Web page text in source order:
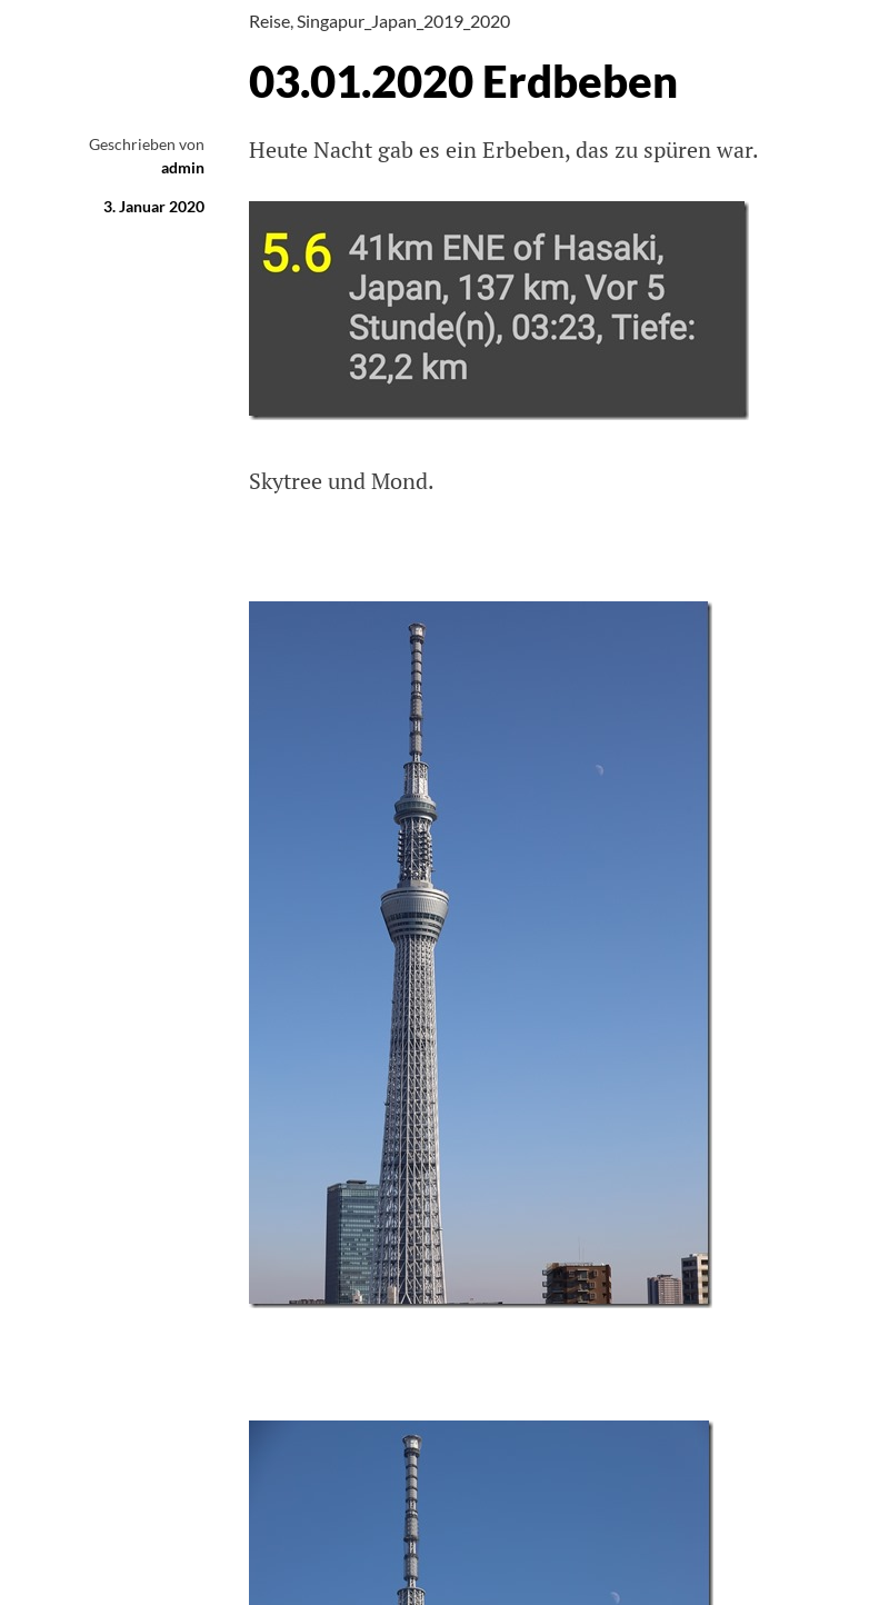
Reise,Singapur_Japan_2019_2020
03.01.2020 Erdbeben
Geschrieben von
admin
3. Januar 2020
Heute Nacht gab es ein Erbeben, das zu spüren war.
Skytree und Mond.